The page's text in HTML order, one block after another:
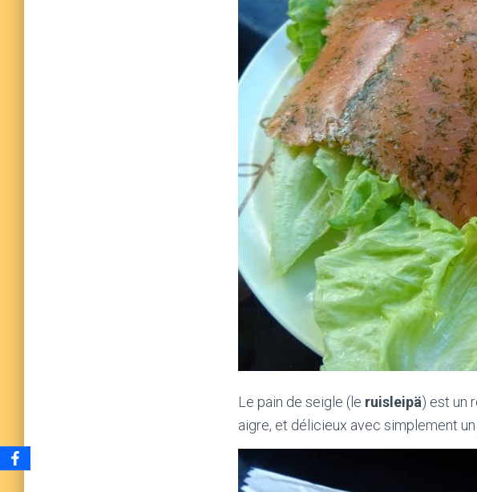
Le pain de seigle (le ruisleipä) est un
aigre, et délicieux avec simplement